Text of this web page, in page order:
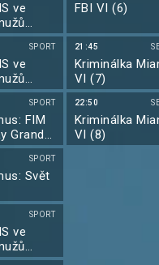
ve
SPORT
ve
SPORT
FIM
Grand
SPORT
Svět
SPORT
ve
FBI VI (6)
21:45
Kriminálka
VI (7)
22:50
Kriminálka
VI (8)